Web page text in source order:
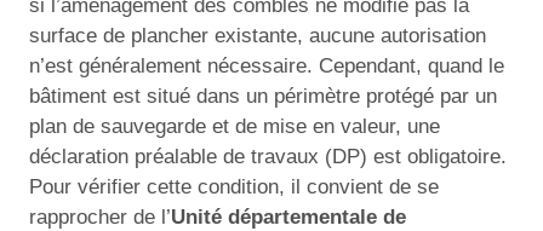
si l’aménagement des combles ne modifie pas la
surface de plancher existante, aucune autorisation
n’est généralement nécessaire. Cependant, quand le
bâtiment est situé dans un périmètre protégé par un
plan de sauvegarde et de mise en valeur, une
déclaration préalable de travaux (DP) est obligatoire.
Pour vérifier cette condition, il convient de se
rapprocher de l’Unité départementale de